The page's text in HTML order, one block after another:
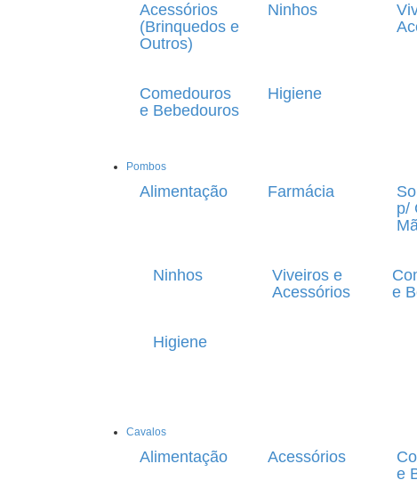
Acessórios
(Brinquedos e
Outros)
Ninhos
Comedouros
e Bebedouros
Higiene
Pombos
Alimentação Farmácia
p/
Ninhos
Viveiros e
Acessórios
e
Higiene
Cavalos
Alimentação Acessórios
e